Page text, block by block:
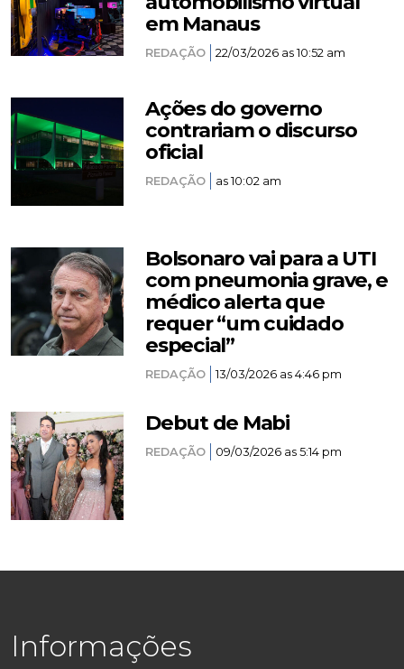
em Manaus
REDAÇÃO 22/03/2026 as 10:52 am
Ações do governo
contrariam o discurso
oficial
REDAÇÃO as 10:02 am
Bolsonaro vai para a UTI
com pneumonia grave, e
médico alerta que
requer “um cuidado
especial”
REDAÇÃO 13/03/2026 as 4:46 pm
Debut de Mabi
REDAÇÃO 09/03/2026 as 5:14 pm
Informações